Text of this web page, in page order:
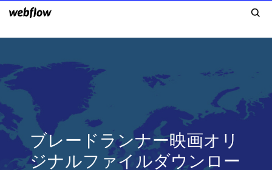
ブレードランナー映画オリ
ジナルファイルダウンロー